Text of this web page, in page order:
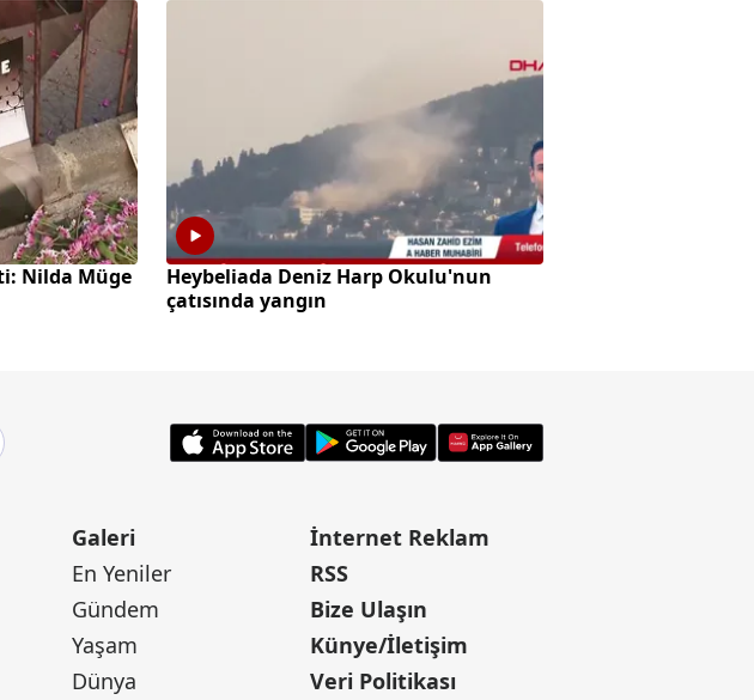
Nilda Müge
Heybeliada Deniz Harp Okulu'nun
çatısında yangın
Galeri
En Yeniler
Gündem
Yaşam
Dünya
İnternet Reklam
RSS
Bize Ulaşın
Künye/İletişim
Veri Politikası